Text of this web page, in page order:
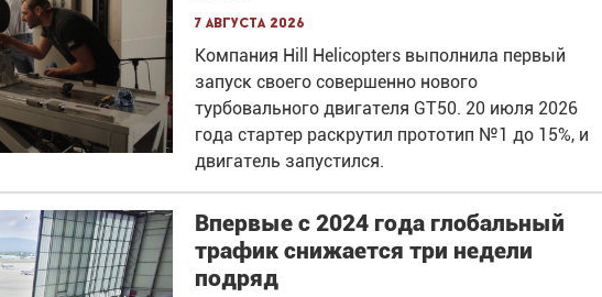
7 августа 2026
Компания Hill Helicopters выполнила первый
запуск своего совершенно нового
турбовального двигателя GT50. 20 июля 2026
года стартер раскрутил прототип №1 до 15%, и
двигатель запустился.
Впервые с 2024 года глобальный
трафик снижается три недели
подряд